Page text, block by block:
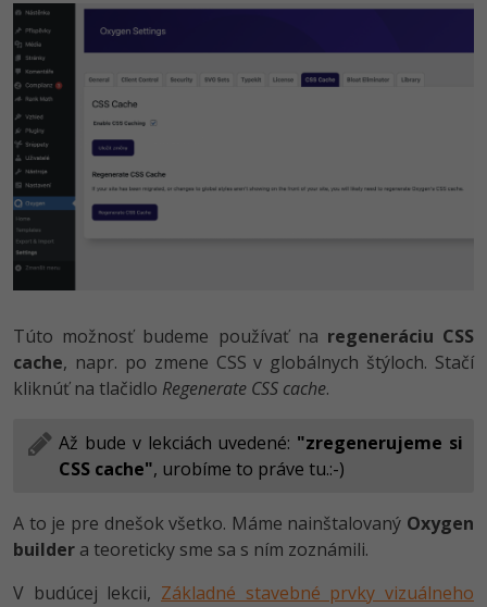
Túto možnosť budeme používať na regeneráciu CSS
cache, napr. po zmene CSS v globálnych štýloch. Stačí
kliknúť na tlačidlo Regenerate CSS cache.
Až bude v lekciách uvedené: "zregenerujeme si
CSS cache", urobíme to práve tu.:-)
A to je pre dnešok všetko. Máme nainštalovaný Oxygen
builder a teoreticky sme sa s ním zoznámili.
V budúcej lekcii, Základné stavebné prvky vizuálneho